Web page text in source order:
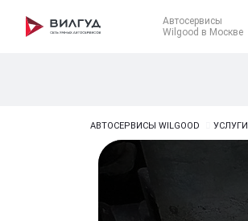
Автосервисы
Wilgood в Москве
АВТОСЕРВИСЫ WILGOOD УСЛУГИ